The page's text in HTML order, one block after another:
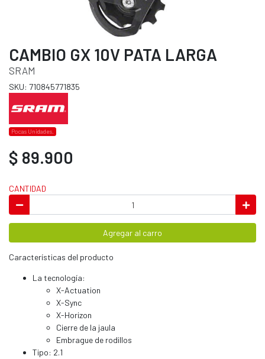
CAMBIO GX 10V PATA LARGA
SRAM
SKU: 710845771835
Pocas Unidades.
$ 89.900
CANTIDAD
Agregar al carro
Características del producto
La tecnología:
X-Actuation
X-Sync
X-Horizon
Cierre de la jaula
Embrague de rodillos
Tipo: 2.1